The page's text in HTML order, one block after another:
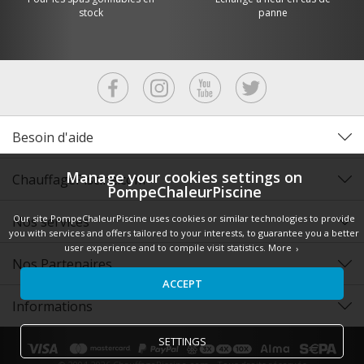
stock
panne
Besoin d'aide
ChauffagePiscine.com
Nos services
Nos Partenaires
Informations
Manage your cookies settings on
PompeChaleurPiscine
Our site PompeChaleurPiscine uses cookies or similar technologies to provide
you with services and offers tailored to your interests, to guarantee you a better
user experience and to compile visit statistics. More
SETTINGS
ACCEPT